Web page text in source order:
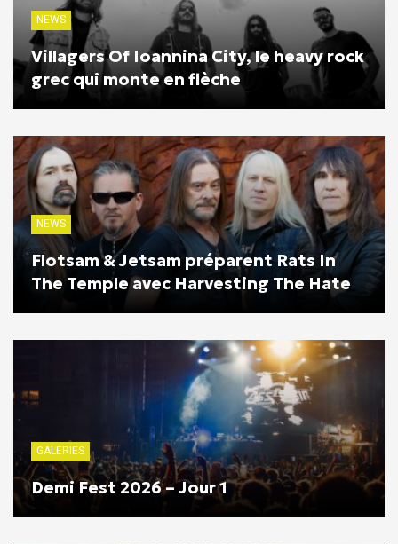
NEWS
Villagers Of Ioannina City, le heavy rock
grec qui monte en flèche
NEWS
Flotsam & Jetsam préparent Rats In
The Temple avec Harvesting The Hate
GALERIES
Demi Fest 2026 – Jour 1